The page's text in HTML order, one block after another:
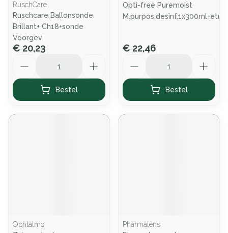
RuschCare
Ruschcare Ballonsonde
Brillant+ Ch18+sonde
Voorgev
€ 20,23
Bestel
Opti-free Puremoist
M.purpos.desinf.1x300ml+etui
€ 22,46
Bestel
Ophtalmo
Pharmalens